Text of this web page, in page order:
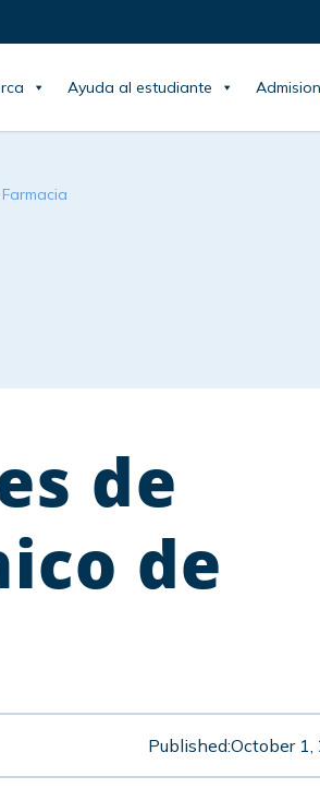
Ayuda al estudiante
de
de
Published:October 1,